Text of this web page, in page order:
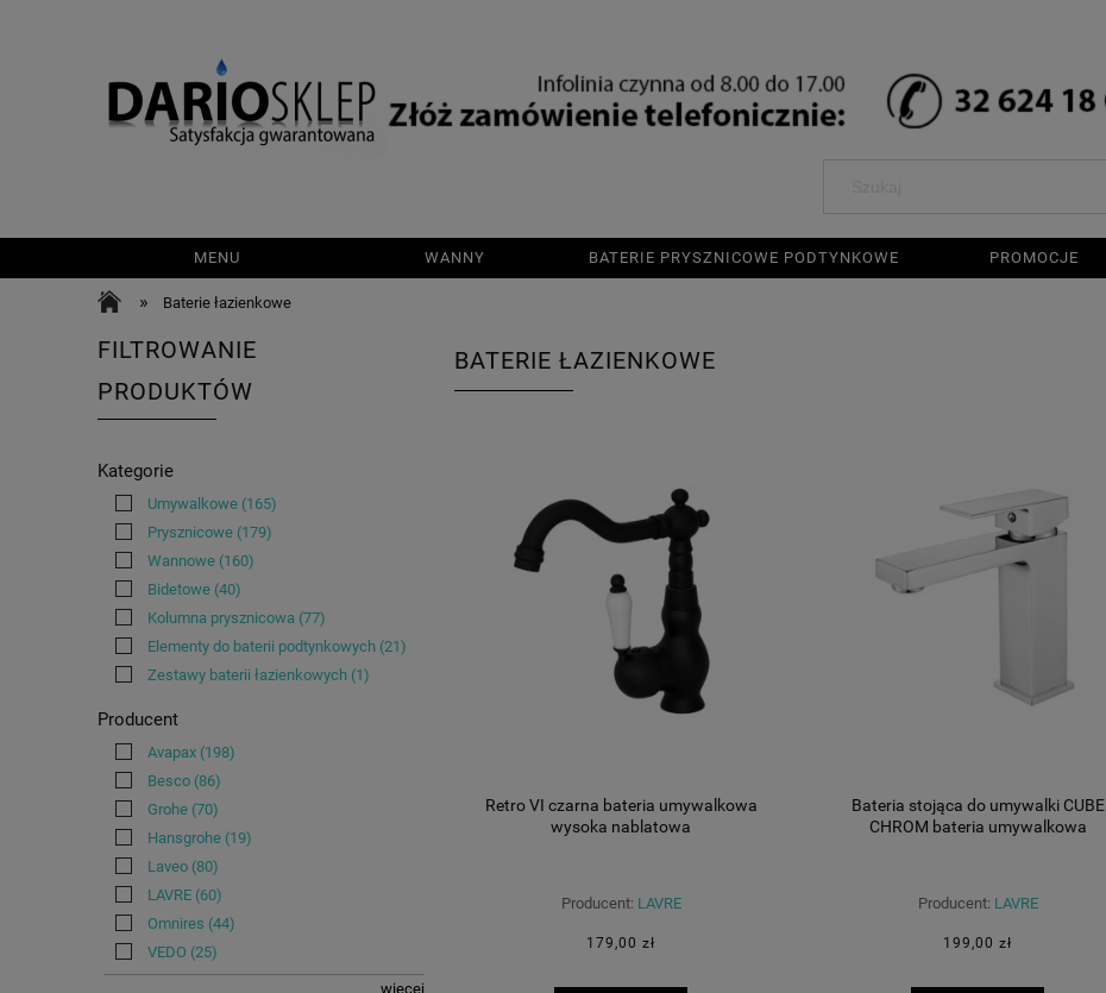
MENU WANNY BATERIE PRYSZNICOWE PODTYNKOWE PROMOCJE
» Baterie łazienkowe
FILTROWANIE
PRODUKTÓW
Kategorie
Umywalkowe (165)
Prysznicowe (179)
Wannowe (160)
Bidetowe (40)
Kolumna prysznicowa (77)
Elementy do baterii podtynkowych (21)
Zestawy baterii łazienkowych (1)
Producent
Avapax (198)
Besco (86)
Grohe (70)
Hansgrohe (19)
Laveo (80)
LAVRE (60)
Omnires (44)
VEDO (25)
więcej
BATERIE ŁAZIENKOWE
Retro VI czarna bateria umywalkowa
wysoka nablatowa
Producent: LAVRE
179,00 zł
Bateria stojąca do umywalki CUBE
CHROM bateria umywalkowa
Producent: LAVRE
199,00 zł